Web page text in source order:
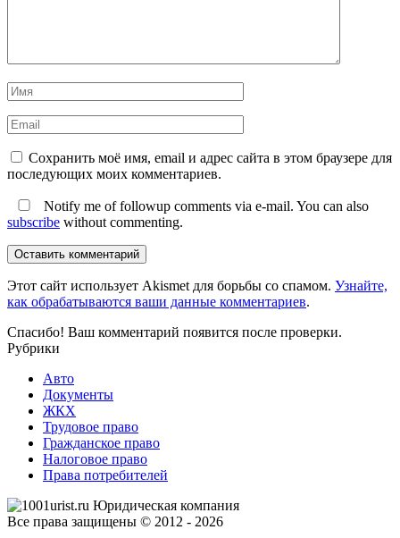
Сохранить моё имя, email и адрес сайта в этом браузере для
последующих моих комментариев.
Notify me of followup comments via e-mail. You can also
subscribe without commenting.
Оставить комментарий
Этот сайт использует Akismet для борьбы со спамом. Узнайте,
как обрабатываются ваши данные комментариев.
Спасибо! Ваш комментарий появится после проверки.
Рубрики
Авто
Документы
ЖКХ
Трудовое право
Гражданское право
Налоговое право
Права потребителей
Все права защищены © 2012 - 2026